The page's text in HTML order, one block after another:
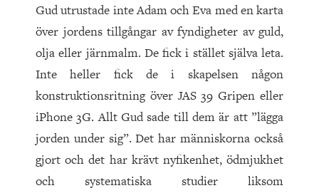
Gud utrustade inte Adam och Eva med en karta
över jordens tillgångar av fyndigheter av guld,
olja eller järnmalm. De fick i stället själva leta.
Inte heller fick de i skapelsen någon
konstruktionsritning över JAS 39 Gripen eller
iPhone 3G. Allt Gud sade till dem är att ”lägga
jorden under sig”. Det har människorna också
gjort och det har krävt nyfikenhet, ödmjukhet
och systematiska studier liksom